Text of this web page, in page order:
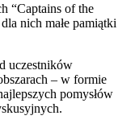
“Captains of the
nich małe pamiątki
uczestników
– w formie
pomysłów